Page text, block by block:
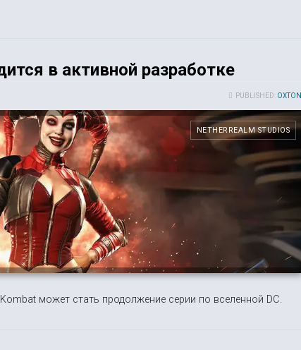
в активной разработке
PUBLISHED: OXTON
NETHERREALM STUDIOS
может стать продолжение серии по вселенной DC.